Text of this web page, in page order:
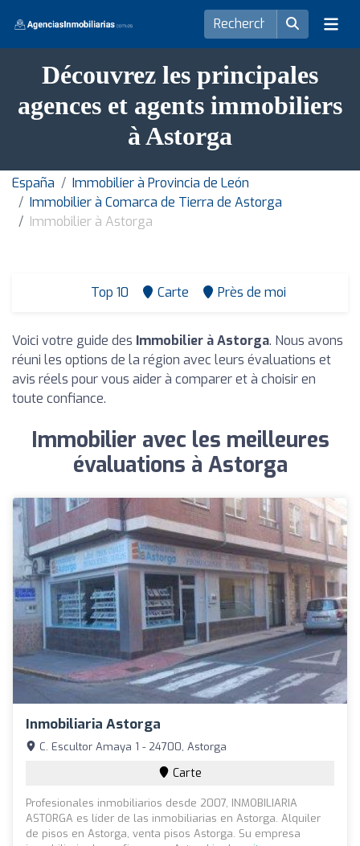
Découvrez les principales
agences et agents immobiliers
à Astorga
España
Immobilier à Provincia de León
Immobilier à Comarca de Tierra de Astorga
Immobilier à Astorga
Top 10 Carte Près de moi
Voici votre guide des Immobilier à Astorga. Nous avons
réuni les options de la région avec leurs évaluations et
avis réels pour vous aider à comparer et à choisir en
toute confiance.
Immobilier avec les meilleures
évaluations à Astorga
Inmobiliaria Astorga
C. Escultor Amaya 1 - 24700, Astorga
Carte
Profesionales inmobiliarios desde 2007, INMOBILIARIA
ASTORGA es líder de las inmobiliarias en Astorga. Alquiler
de pisos en Astorga, venta pisos Astorga. Su empresa